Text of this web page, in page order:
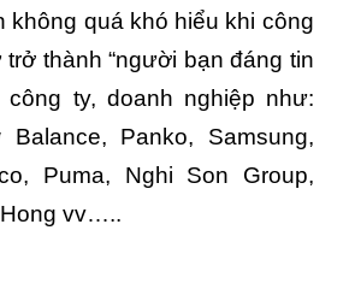
không quá khó hiểu khi công
thành “người bạn đáng tin
công ty, doanh nghiệp như:
Panko, Samsung,
Puma, Nghi Son Group,
vv…..